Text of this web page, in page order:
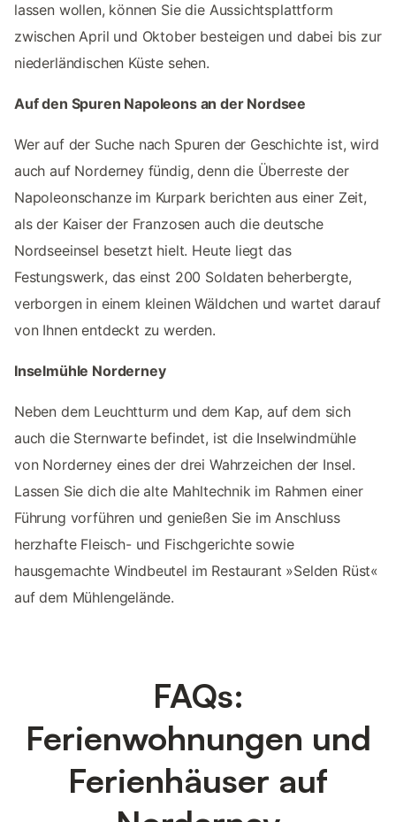
lassen wollen, können Sie die Aussichtsplattform
zwischen April und Oktober besteigen und dabei bis zur
niederländischen Küste sehen.
Auf den Spuren Napoleons an der Nordsee
Wer auf der Suche nach Spuren der Geschichte ist, wird
auch auf Norderney fündig, denn die Überreste der
Napoleonschanze im Kurpark berichten aus einer Zeit,
als der Kaiser der Franzosen auch die deutsche
Nordseeinsel besetzt hielt. Heute liegt das
Festungswerk, das einst 200 Soldaten beherbergte,
verborgen in einem kleinen Wäldchen und wartet darauf
von Ihnen entdeckt zu werden.
Inselmühle Norderney
Neben dem Leuchtturm und dem Kap, auf dem sich
auch die Sternwarte befindet, ist die Inselwindmühle
von Norderney eines der drei Wahrzeichen der Insel.
Lassen Sie dich die alte Mahltechnik im Rahmen einer
Führung vorführen und genießen Sie im Anschluss
herzhafte Fleisch- und Fischgerichte sowie
hausgemachte Windbeutel im Restaurant »Selden Rüst«
auf dem Mühlengelände.
FAQs:
Ferienwohnungen und
Ferienhäuser auf